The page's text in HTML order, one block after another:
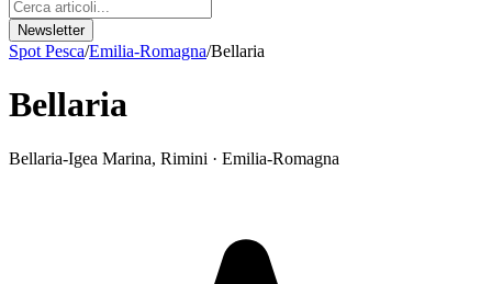
Newsletter
Spot Pesca/Emilia-Romagna/Bellaria
Bellaria
Bellaria-Igea Marina, Rimini · Emilia-Romagna